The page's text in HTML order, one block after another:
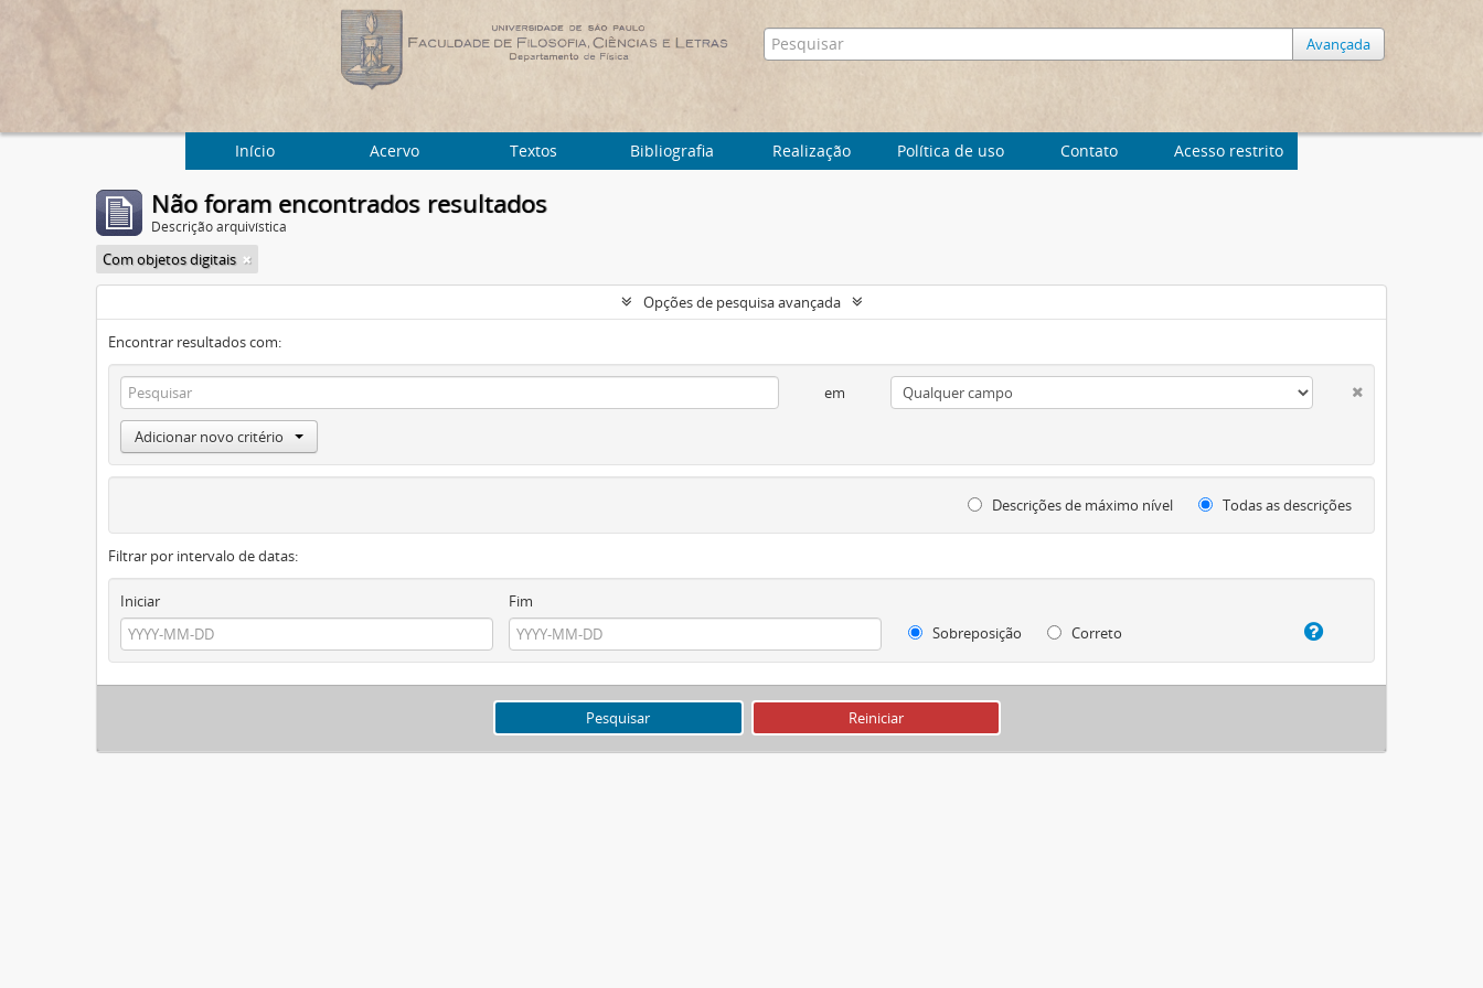
Avançada
Início Acervo Textos Bibliografia Realização Política de uso Contato Acesso restrito
Não foram encontrados resultados
Descrição arquivística
Com objetos digitais
Opções de pesquisa avançada
Encontrar resultados com:
em
Adicionar novo critério
Descrições de máximo nível Todas as descrições
Filtrar por intervalo de datas:
Iniciar
Fim
Sobreposição
Correto